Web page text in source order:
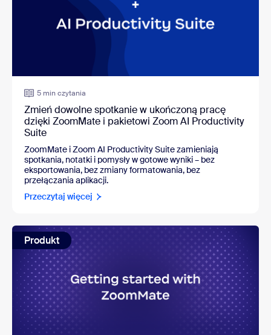
5 min czytania
Zmień dowolne spotkanie w ukończoną pracę
dzięki ZoomMate i pakietowi Zoom AI Productivity
Suite
ZoomMate i Zoom AI Productivity Suite zamieniają
spotkania, notatki i pomysły w gotowe wyniki – bez
eksportowania, bez zmiany formatowania, bez
przełączania aplikacji.
Przeczytaj więcej
Produkt